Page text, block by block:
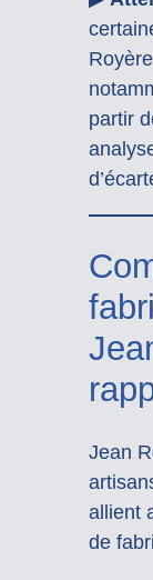
partir
Jean
allient
de